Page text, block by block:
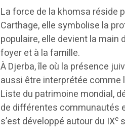
La force de la khomsa réside
Carthage, elle symbolise la
populaire, elle devient la
foyer et à la famille.
À Djerba, île où la présence
aussi être interprétée comme
Liste du patrimoine mondial,
de différentes communautés
s’est développé autour du IXe